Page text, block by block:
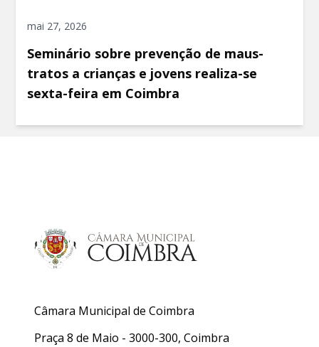
mai 27, 2026
Seminário sobre prevenção de maus-
tratos a crianças e jovens realiza-se
sexta-feira em Coimbra
Câmara Municipal de Coimbra
Praça 8 de Maio - 3000-300, Coimbra